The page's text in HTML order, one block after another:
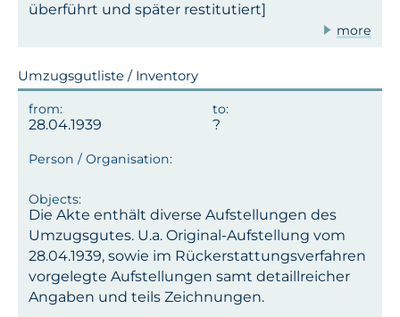
überführt und später restitutiert]
more
Umzugsgutliste / Inventory
28.04.1939
Die Akte enthält diverse Aufstellungen des
Umzugsgutes. U.a. Original-Aufstellung vom
28.04.1939, sowie im Rückerstattungsverfahren
vorgelegte Aufstellungen samt detaillreicher
Angaben und teils Zeichnungen.